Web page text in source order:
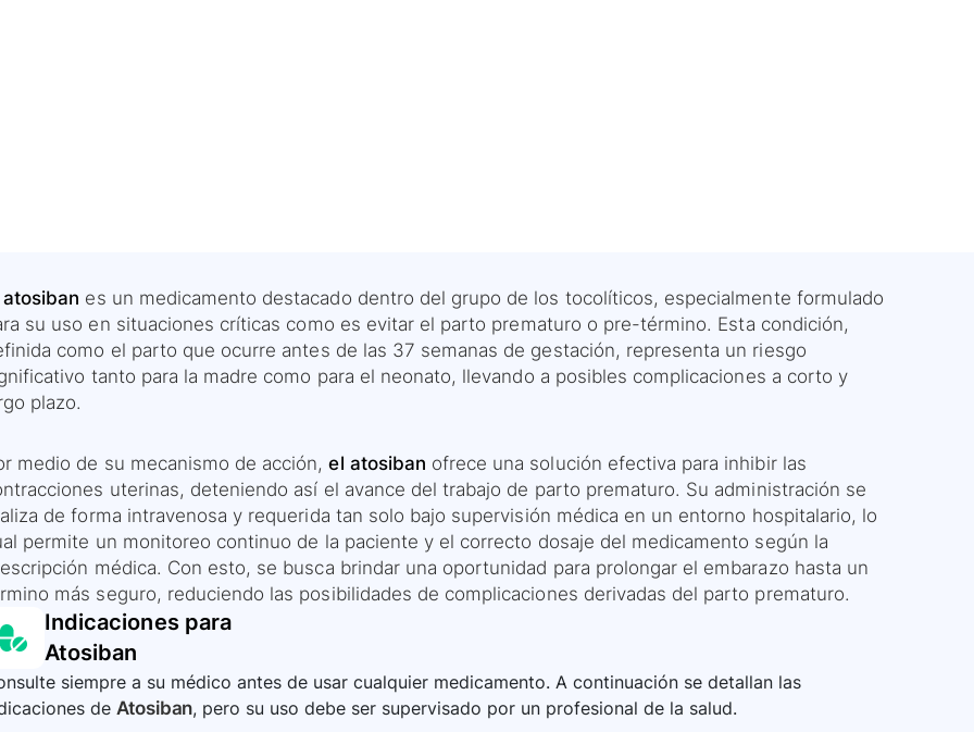
atosiban es un medicamento destacado dentro del grupo de los tocolíticos, especialmente formulado
su uso en situaciones críticas como es evitar el parto prematuro o pre-término. Esta condición,
como el parto que ocurre antes de las 37 semanas de gestación, representa un riesgo
tanto para la madre como para el neonato, llevando a posibles complicaciones a corto y
plazo.
medio de su mecanismo de acción,el atosiban ofrece una solución efectiva para inhibir las
uterinas, deteniendo así el avance del trabajo de parto prematuro. Su administración se
de forma intravenosa y requerida tan solo bajo supervisión médica en un entorno hospitalario, lo
permite un monitoreo continuo de la paciente y el correcto dosaje del medicamento según la
médica. Con esto, se busca brindar una oportunidad para prolongar el embarazo hasta un
más seguro, reduciendo las posibilidades de complicaciones derivadas del parto prematuro.
Indicaciones para
Atosiban
siempre a su médico antes de usar cualquier medicamento. A continuación se detallan las
de Atosiban, pero su uso debe ser supervisado por un profesional de la salud.